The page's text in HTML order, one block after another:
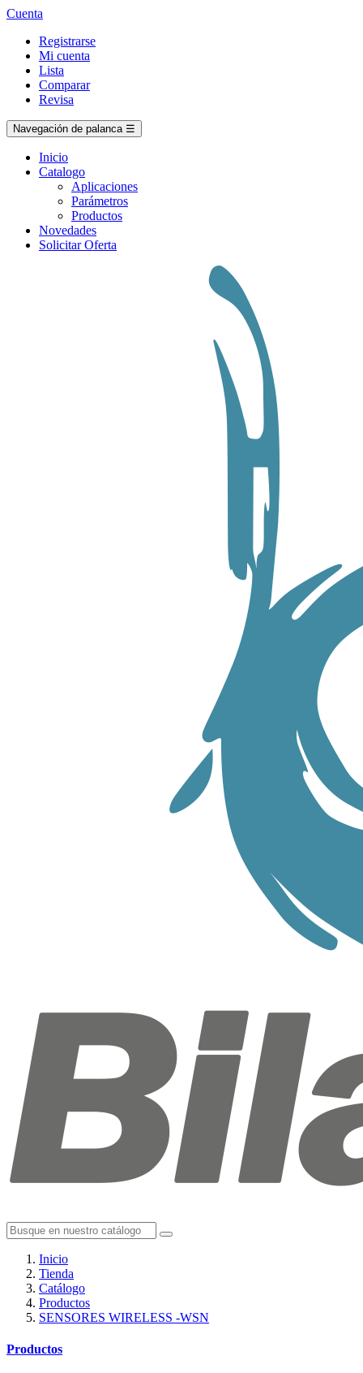
Cuenta
Registrarse
Mi cuenta
Lista
Comparar
Revisa
Navegación de palanca ☰
Inicio
Catalogo
Aplicaciones
Parámetros
Productos
Novedades
Solicitar Oferta
Inicio
Tienda
Catálogo
Productos
SENSORES WIRELESS -WSN
Productos